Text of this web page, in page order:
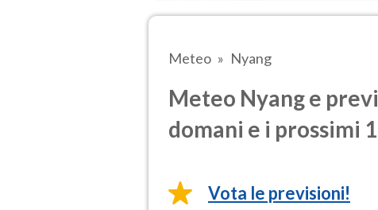
Meteo Nyang
Meteo Nyang e
domani e i prossimi
Vota le previsioni!